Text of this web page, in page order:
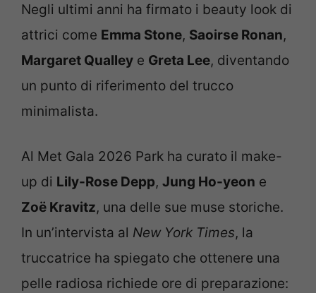
Negli ultimi anni ha firmato i beauty look di
attrici come Emma Stone, Saoirse Ronan,
Margaret Qualley e Greta Lee, diventando
un punto di riferimento del trucco
minimalista.
Al Met Gala 2026 Park ha curato il make-
up di Lily-Rose Depp, Jung Ho-yeon e
Zoë Kravitz, una delle sue muse storiche.
In un’intervista al New York Times, la
truccatrice ha spiegato che ottenere una
pelle radiosa richiede ore di preparazione: